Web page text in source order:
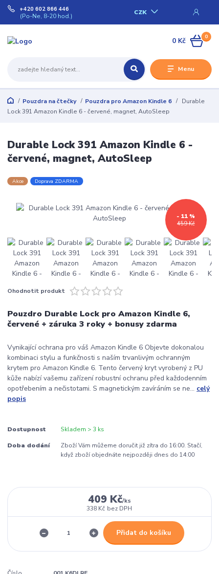
Menu
CZK
+420 602 866 446
(Po-Ne, 8-20 hod.)
0
0 Kč
Pouzdra na čtečky Pouzdra pro Amazon Kindle 6
Durable
Lock 391 Amazon Kindle 6 - červené, magnet, AutoSleep
Durable Lock 391 Amazon Kindle 6 -
červené, magnet, AutoSleep
Akce Doprava ZDARMA
459 Kč
- 11 %
Ohodnotit produkt
Pouzdro Durable Lock pro Amazon Kindle 6,
červené + záruka 3 roky + bonusy zdarma
Vynikající ochrana pro váš Amazon Kindle 6 Objevte dokonalou
kombinaci stylu a funkčnosti s naším trvanlivým ochranným
krytem pro Amazon Kindle 6. Tento červený kryt vyrobený z PU
kůže nabízí vašemu zařízení robustní ochranu před každodenním
opotřebením a nečistotami. S magnetickým zavíráním se ne... celý
popis
Dostupnost Skladem > 3 ks
Doba dodání
Zboží Vám můžeme doručit již zítra do 16:00. Stačí,
když zboží objednáte nejpozději dnes do 14:00
409 Kč/ks
338 Kč bez DPH
Přidat do košíku